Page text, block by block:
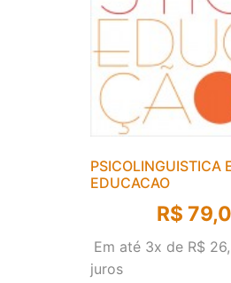
PSICOLINGUISTICA
EDUCACAO
R$
Em até 3x de R$
juros